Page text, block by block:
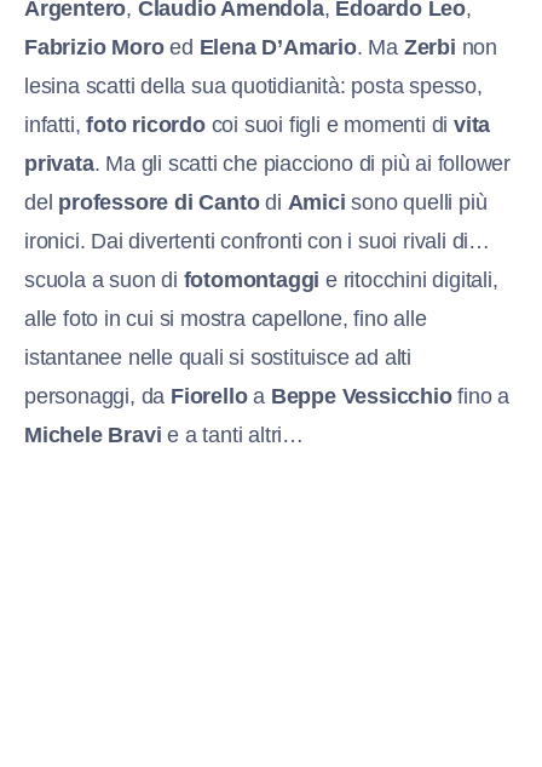
Argentero, Claudio Amendola, Edoardo Leo,
Fabrizio Moroed Elena D’Amario. Ma Zerbi non
lesina scatti della sua quotidianità: posta spesso,
infatti,foto ricordocoi suoi figli e momenti divita
privata. Ma gli scatti che piacciono di più ai follower
del professore di Cantodi Amici sono quelli più
ironici. Dai divertenti confronti con i suoi rivali di…
scuola a suon di fotomontaggie ritocchini digitali,
alle foto in cui si mostra capellone, fino alle
istantanee nelle quali si sostituisce ad alti
personaggi, da Fiorelloa Beppe Vessicchiofino a
Michele Bravi e a tanti altri…